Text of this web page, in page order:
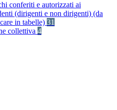
conferiti e autorizzati ai
(dirigenti e non dirigenti) (da
in tabelle) 31
collettiva 4